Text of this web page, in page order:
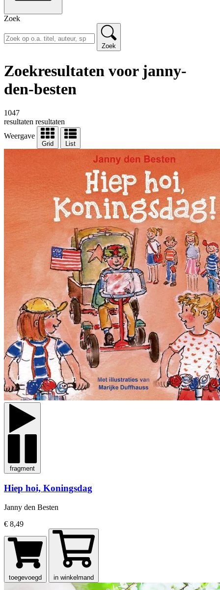
Zoek
Zoek
Zoekresultaten voor janny-
den-besten
1047
resultaten resultaten
Weergave
Grid List
fragment
Hiep hoi, Koningsdag
Janny den Besten
€ 8,49
toegevoegd in winkelmand